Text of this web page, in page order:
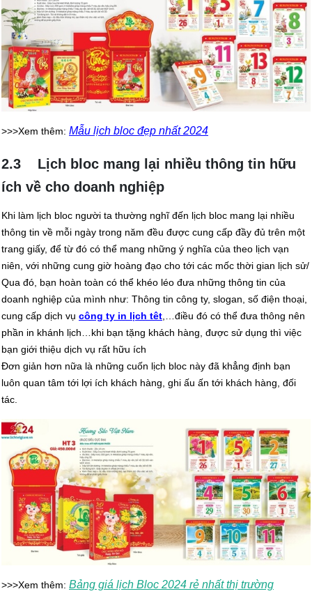
>>>Xem thêm: Mẫu lịch bloc đẹp nhất 2024
2.3 Lịch bloc mang lại nhiều thông tin hữu
ích về cho doanh nghiệp
Khi làm lịch bloc người ta thường nghĩ đến lịch bloc mang lại nhiều
thông tin về mỗi ngày trong năm đều được cung cấp đầy đủ trên một
trang giấy, để từ đó có thể mang những ý nghĩa của theo lịch vạn
niên, với những cung giờ hoàng đạo cho tới các mốc thời gian lịch sử/
Qua đó, bạn hoàn toàn có thể khéo léo đưa những thông tin của
doanh nghiệp của mình như: Thông tin công ty, slogan, số điện thoại,
cung cấp dịch vụ công ty in lịch têt,…điều đó có thể đưa thông nên
phần in khánh lịch…khi bạn tặng khách hàng, được sử dụng thì việc
bạn giới thiệu dịch vụ rất hữu ích
Đơn giản hơn nữa là những cuốn lịch bloc này đã khẳng định bạn
luôn quan tâm tới lợi ích khách hàng, ghi ấu ấn tới khách hàng, đối
tác.
>>>Xem thêm: Bảng giá lịch Bloc 2024 rẻ nhất thị trường